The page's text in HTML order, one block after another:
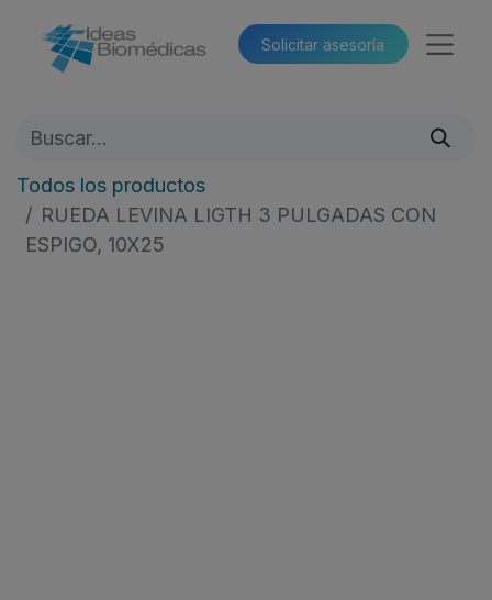
Solicitar asesoría​​
Todos los productos
RUEDA LEVINA LIGTH 3 PULGADAS CON
ESPIGO, 10X25